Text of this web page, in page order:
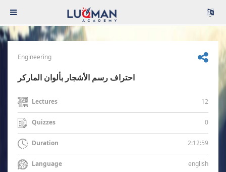
Engineering
احتراف رسم الأشجار بألوان الماركر
Lectures 12
Quizzes 0
Duration 2:12:59
Language english